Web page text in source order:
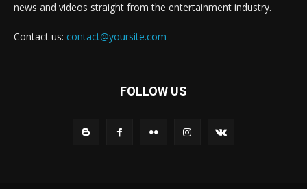
news and videos straight from the entertainment industry.
Contact us: contact@yoursite.com
FOLLOW US